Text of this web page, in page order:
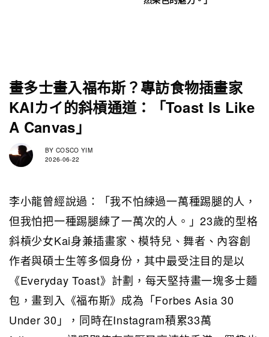
畫多士畫入福布斯？專訪食物插畫家
KAIカイ的斜槓通道：「Toast Is Like
A Canvas」
BY COSCO YIM
2026-06-22
李小龍曾經說過：「我不怕練過一萬種踢腿的人，
但我怕把一種踢腿練了一萬次的人。」23歲的型格
斜槓少女Kai身兼插畫家、模特兒、舞者、內容創
作者與碩士生等多個身份，其中最受注目的是以
《Everyday Toast》計劃，每天堅持畫一塊多士麵
包，畫到入《福布斯》成為「Forbes Asia 30
Under 30」，同時在Instagram積累33萬